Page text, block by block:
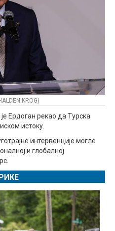
KROG)
Ердоган рекао да Турска
истоку.
интервенције могле
и глобалној